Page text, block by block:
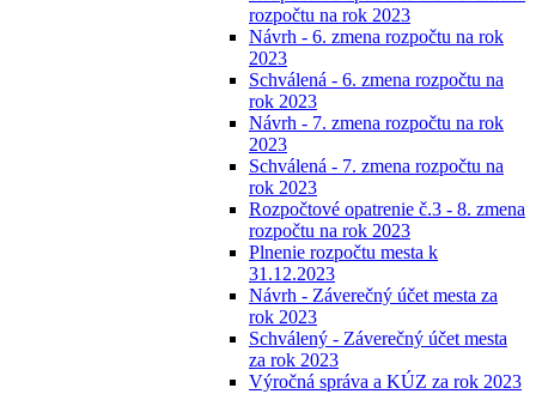
rozpočtu na rok 2023
Návrh - 6. zmena rozpočtu na rok
2023
Schválená - 6. zmena rozpočtu na
rok 2023
Návrh - 7. zmena rozpočtu na rok
2023
Schválená - 7. zmena rozpočtu na
rok 2023
Rozpočtové opatrenie č.3 - 8. zmena
rozpočtu na rok 2023
Plnenie rozpočtu mesta k
31.12.2023
Návrh - Záverečný účet mesta za
rok 2023
Schválený - Záverečný účet mesta
za rok 2023
Výročná správa a KÚZ za rok 2023